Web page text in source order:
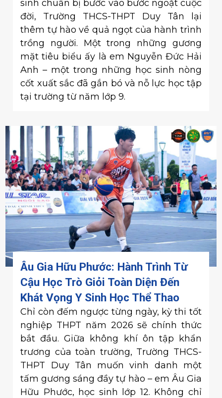
sinh chuẩn bị bước vào bước ngoặt cuộc
đời, Trường THCS-THPT Duy Tân lại
thêm tự hào về quả ngọt của hành trình
trồng người. Một trong những gương
mặt tiêu biểu ấy là em Nguyễn Đức Hải
Anh – một trong những học sinh nòng
cốt xuất sắc đã gắn bó và nỗ lực học tập
tại trường từ năm lớp 9.
Âu Gia Hữu Phước: Hành Trình Từ
Cậu Học Trò Giỏi Toàn Diện Đến
Khát Vọng Y Sinh Học Thể Thao
Chỉ còn đếm ngược từng ngày, kỳ thi tốt
nghiệp THPT năm 2026 sẽ chính thức
bắt đầu. Giữa không khí ôn tập khẩn
trương của toàn trường, Trường THCS-
THPT Duy Tân muốn vinh danh một
tấm gương sáng đầy tự hào – em Âu Gia
Hữu Phước, học sinh lớp 12. Không chỉ